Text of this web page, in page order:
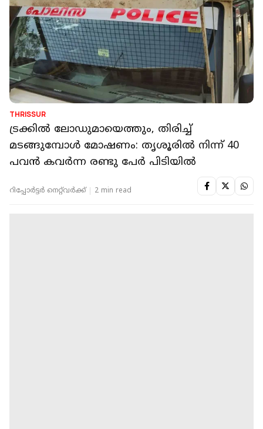
THRISSUR
ട്രക്കിൽ ലോഡുമായെത്തും, തിരിച്ച്
മടങ്ങുമ്പോൾ മോഷണം: തൃശൂരിൽ നിന്ന് 40
പവന്‍ കവര്‍ന്ന രണ്ടു പേര്‍ പിടിയിൽ
റിപ്പോർട്ടർ നെറ്റ്‌വര്‍ക്ക്‌ 2 min read